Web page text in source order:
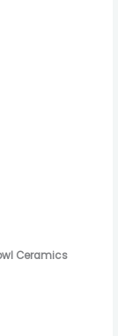
Ceramics